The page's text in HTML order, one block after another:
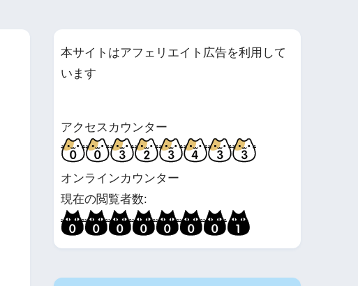
本サイトはアフェリエイト広告を利用して
います
アクセスカウンター
オンラインカウンター
現在の閲覧者数: